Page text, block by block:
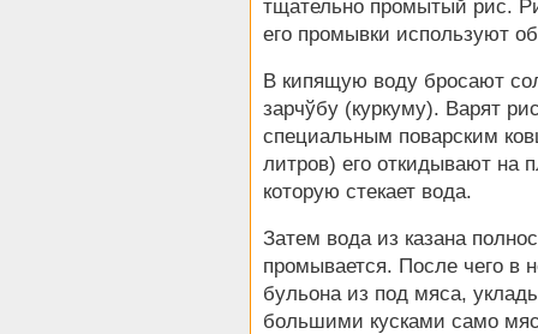
тщательно промытый рис.
его промывки используют
В кипящую воду бросают
зарчўбу (куркуму). Варят
специальным поварским
литров) его откидывают на
которую стекает вода.
Затем вода из казана
промывается. После чего в
бульона из под мяса,
большими кусками само